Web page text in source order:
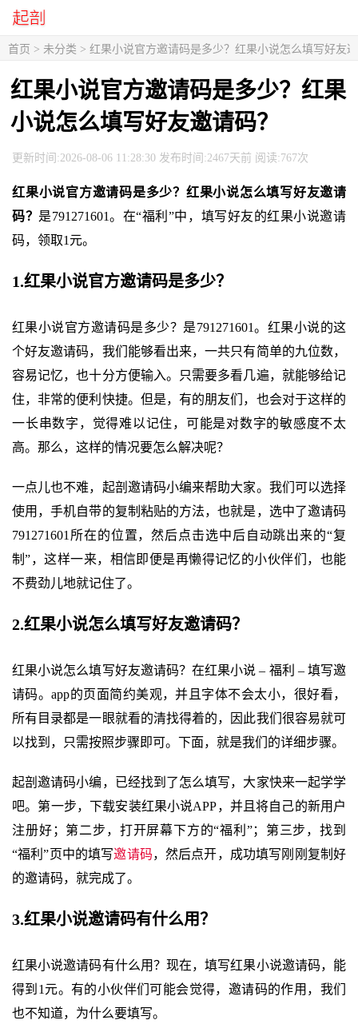
首页 > 未分类 > 红果小说官方邀请码是多少？红果小说怎么填写好友
红果小说官方邀请码是多少？红果
小说怎么填写好友邀请码？
更新时间:2026-08-06 11:28:30 发布时间:2467天前 阅读:767次
红果小说官方邀请码是多少？红果小说怎么填写好友邀请
码？ 是791271601。在“福利”中，填写好友的红果小说邀请
码，领取1元。
1.红果小说官方邀请码是多少？
红果小说官方邀请码是多少？是791271601。红果小说的这
个好友邀请码，我们能够看出来，一共只有简单的九位数，
容易记忆，也十分方便输入。只需要多看几遍，就能够给记
住，非常的便利快捷。但是，有的朋友们，也会对于这样的
一长串数字，觉得难以记住，可能是对数字的敏感度不太
高。那么，这样的情况要怎么解决呢？
一点儿也不难，起剖邀请码小编来帮助大家。我们可以选择
使用，手机自带的复制粘贴的方法，也就是，选中了邀请码
791271601所在的位置，然后点击选中后自动跳出来的“复
制”，这样一来，相信即便是再懒得记忆的小伙伴们，也能
不费劲儿地就记住了。
2.红果小说怎么填写好友邀请码？
红果小说怎么填写好友邀请码？在红果小说 – 福利 – 填写邀
请码。app的页面简约美观，并且字体不会太小，很好看，
所有目录都是一眼就看的清找得着的，因此我们很容易就可
以找到，只需按照步骤即可。下面，就是我们的详细步骤。
起剖邀请码小编，已经找到了怎么填写，大家快来一起学学
吧。第一步，下载安装红果小说APP，并且将自己的新用户
注册好；第二步，打开屏幕下方的“福利”；第三步，找到
“福利”页中的填写邀请码，然后点开，成功填写刚刚复制好
的邀请码，就完成了。
3.红果小说邀请码有什么用？
红果小说邀请码有什么用？现在，填写红果小说邀请码，能
得到1元。有的小伙伴们可能会觉得，邀请码的作用，我们
也不知道，为什么要填写。